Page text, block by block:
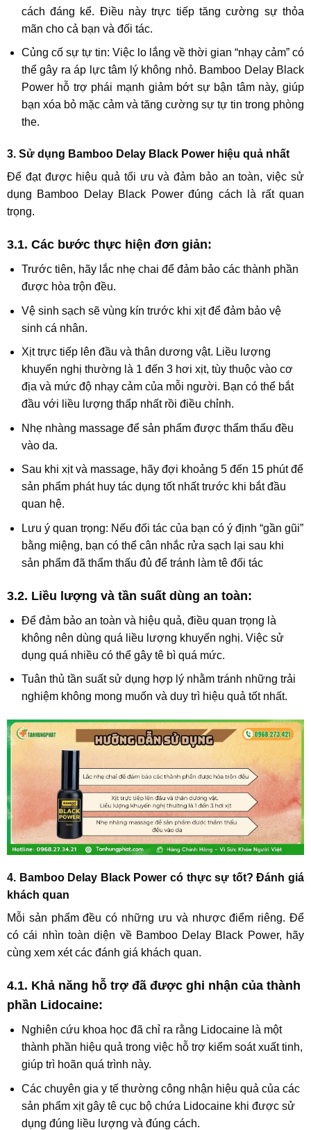
cách đáng kể. Điều này trực tiếptăng cường sự thỏa
mãn cho cả bạn và đối tác.
Củng cố sự tự tin: Việc lo lắng về thời gian “nhạy cảm” có
thể gây ra áp lực tâm lý không nhỏ. Bamboo Delay Black
Power hỗ trợ phái mạnh giảm bớt sự bận tâmnày, giúp
bạn xóa bỏ mặc cảm và tăng cường sự tự tin trong phòng
the.
3. Sử dụng Bamboo Delay Black Power hiệu quả nhất
Để đạt được hiệu quả tối ưu và đảm bảo an toàn, việc sử
dụng Bamboo Delay Black Power đúng cách là rất quan
trọng.
3.1. Các bước thực hiện đơn giản:
Trước tiên, hãy lắc nhẹ chai để đảm bảo các thành phần
được hòa trộn đều.
Vệ sinh sạch sẽ vùng kín trước khi xịt để đảm bảo vệ
sinh cá nhân.
Xịt trực tiếp lên đầu và thân dương vật. Liều lượng
khuyến nghị thường là 1 đến 3 hơi xịt, tùy thuộc vào cơ
địa và mức độ nhạy cảm của mỗi người. Bạn có thể bắt
đầu với liều lượng thấp nhất rồi điều chỉnh.
Nhẹ nhàng massageđể sản phẩm được thẩm thấu đều
vào da.
Sau khi xịt và massage, hãy đợi khoảng 5 đến 15 phútđể
sản phẩm phát huy tác dụng tốt nhất trước khi bắt đầu
quan hệ.
Lưu ý quan trọng: Nếu đối tác của bạn có ý định “gần gũi”
bằng miệng, bạn có thể cân nhắc rửa sạch lại sau khi
sản phẩm đã thẩm thấu đủ để tránh làm tê đối tác
3.2. Liều lượng và tần suất dùng an toàn:
Để đảm bảo an toàn và hiệu quả, điều quan trọng là
không nên dùng quá liều lượng khuyến nghị. Việc sử
dụng quá nhiều có thể gây tê bì quá mức.
Tuân thủ tần suất sử dụng hợp lý nhằm tránh những trải
nghiệm không mong muốn và duy trì hiệu quả tốt nhất.
4. Bamboo Delay Black Power có thực sự tốt? Đánh giá
khách quan
Mỗi sản phẩm đều có những ưu và nhược điểm riêng. Để
có cái nhìn toàn diện về Bamboo Delay Black Power, hãy
cùng xem xét các đánh giá khách quan.
4.1. Khả năng hỗ trợ đã được ghi nhận của thành
phần Lidocaine:
Nghiên cứu khoa học đã chỉ ra rằng Lidocainelà một
thành phần hiệu quả trong việc hỗ trợ kiểm soát xuất tinh,
giúp trì hoãn quá trình này.
Các chuyên gia y tế thường công nhận hiệu quả của các
sản phẩm xịt gây tê cục bộ chứa Lidocaine khi được sử
dụng đúng liều lượng và đúng cách.